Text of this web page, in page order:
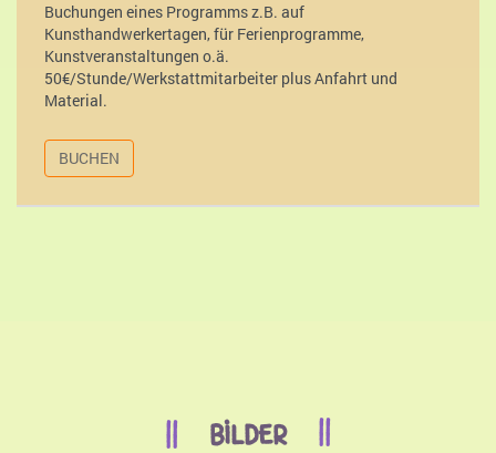
Buchungen eines Programms z.B. auf
Kunsthandwerkertagen, für Ferienprogramme,
Kunstveranstaltungen o.ä.
50€/Stunde/Werkstattmitarbeiter plus Anfahrt und
Material.
BUCHEN
BILDER